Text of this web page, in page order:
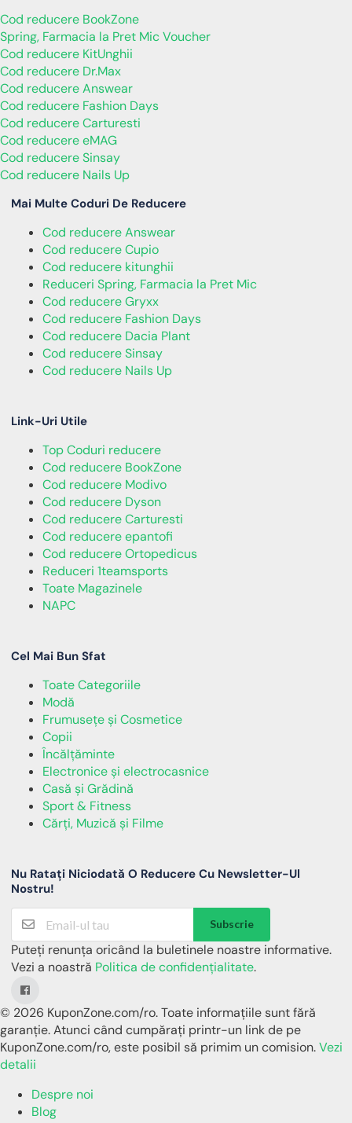
Cod reducere BookZone
Spring, Farmacia la Pret Mic Voucher
Cod reducere KitUnghii
Cod reducere Dr.Max
Cod reducere Answear
Cod reducere Fashion Days
Cod reducere Carturesti
Cod reducere eMAG
Cod reducere Sinsay
Cod reducere Nails Up
Mai Multe Coduri De Reducere
Cod reducere Answear
Cod reducere Cupio
Cod reducere kitunghii
Reduceri Spring, Farmacia la Pret Mic
Cod reducere Gryxx
Cod reducere Fashion Days
Cod reducere Dacia Plant
Cod reducere Sinsay
Cod reducere Nails Up
Link-Uri Utile
Top Coduri reducere
Cod reducere BookZone
Cod reducere Modivo
Cod reducere Dyson
Cod reducere Carturesti
Cod reducere epantofi
Cod reducere Ortopedicus
Reduceri 1teamsports
Toate Magazinele
NAPC
Cel Mai Bun Sfat
Toate Categoriile
Modă
Frumusețe și Cosmetice
Copii
Încălţăminte
Electronice și electrocasnice
Casă și Grădină
Sport & Fitness
Cărți, Muzică și Filme
Nu Ratați Niciodată O Reducere Cu Newsletter-Ul
Nostru!
Subscrie
Puteți renunța oricând la buletinele noastre informative.
Vezi a noastră Politica de confidențialitate.
© 2026 KuponZone.com/ro. Toate informațiile sunt fără
garanție. Atunci când cumpărați printr-un link de pe
KuponZone.com/ro, este posibil să primim un comision.Vezi
detalii
Despre noi
Blog